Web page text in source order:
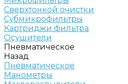
Сверхтонкой очистки
Субмикрофильтры
Картриджи фильтра
Осушители
Пневматическое
Назад
Пневматическое
Манометры